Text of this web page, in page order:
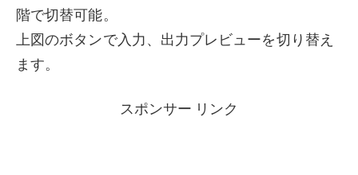
階で切替可能。
上図のボタンで入力、出力プレビューを切り替え
ます。
スポンサー リンク